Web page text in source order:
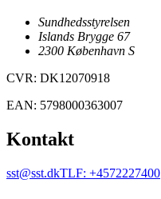
Sundhedsstyrelsen
Islands Brygge 67
2300 København S
CVR: DK12070918
EAN: 5798000363007
Kontakt
sst@sst.dkTLF: +4572227400